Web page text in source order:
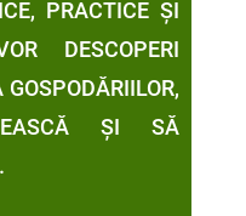
PRACTICE ȘI
DESCOPERI
ȘI SĂ